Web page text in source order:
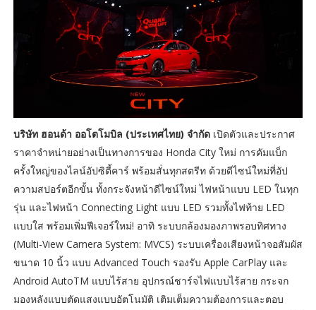
บริษัท ฮอนด้า ออโตโมบิล (ประเทศไทย) จำกัดเปิดตัวและประกาศ
ราคาจำหน่ายอย่างเป็นทางการของ Honda City ใหม่ การคัมแบ็ก
ครั้งใหญ่ของไลน์อัปซิตี้คาร์ พร้อมสั่นทุกสตรีท ด้วยดีไซน์ใหม่ที่อัป
ความสปอร์ตอีกขั้น ทั้งกระจังหน้าดีไซน์ใหม่ ไฟหน้าแบบ LED ในทุก
รุ่น และไฟหน้า Connecting Light แบบ LED รวมทั้งไฟท้าย LED
แบบใส พร้อมเพิ่มฟีเจอร์ใหม่! อาทิ ระบบกล้องมองภาพรอบทิศทาง
(Multi-View Camera System: MVCS) ระบบเครื่องเสียงหน้าจอสัมผัส
ขนาด 10 นิ้ว แบบ Advanced Touch รองรับ Apple CarPlay และ
Android AutoTM แบบไร้สาย อุปกรณ์ชาร์จไฟแบบไร้สาย กระจก
มองหลังแบบตัดแสงแบบอัตโนมัติ เติมเต็มความต้องการและตอบ